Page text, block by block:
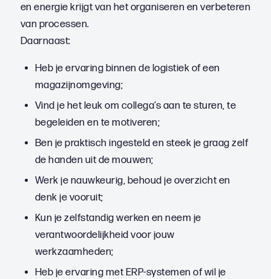
en energie krijgt van het organiseren en verbeteren
van processen.
Daarnaast:
Heb je ervaring binnen de logistiek of een
magazijnomgeving;
Vind je het leuk om collega’s aan te sturen, te
begeleiden en te motiveren;
Ben je praktisch ingesteld en steek je graag zelf
de handen uit de mouwen;
Werk je nauwkeurig, behoud je overzicht en
denk je vooruit;
Kun je zelfstandig werken en neem je
verantwoordelijkheid voor jouw
werkzaamheden;
Heb je ervaring met ERP-systemen of wil je